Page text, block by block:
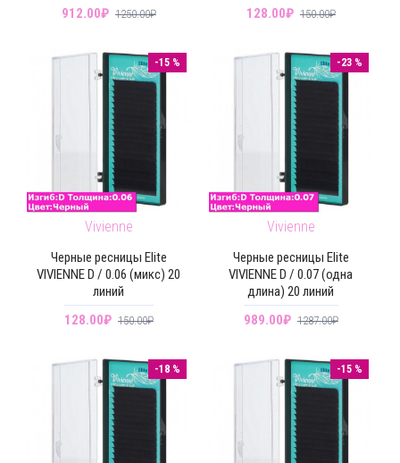
912.00₽ 1250.00₽
128.00₽ 150.00₽
-15 %
Vivienne
Черные ресницы Elite
VIVIENNE D / 0.06 (микс) 20
линий
128.00₽ 150.00₽
-23 %
Vivienne
Черные ресницы Elite
VIVIENNE D / 0.07 (одна
длина) 20 линий
989.00₽ 1287.00₽
-18 % -15 %